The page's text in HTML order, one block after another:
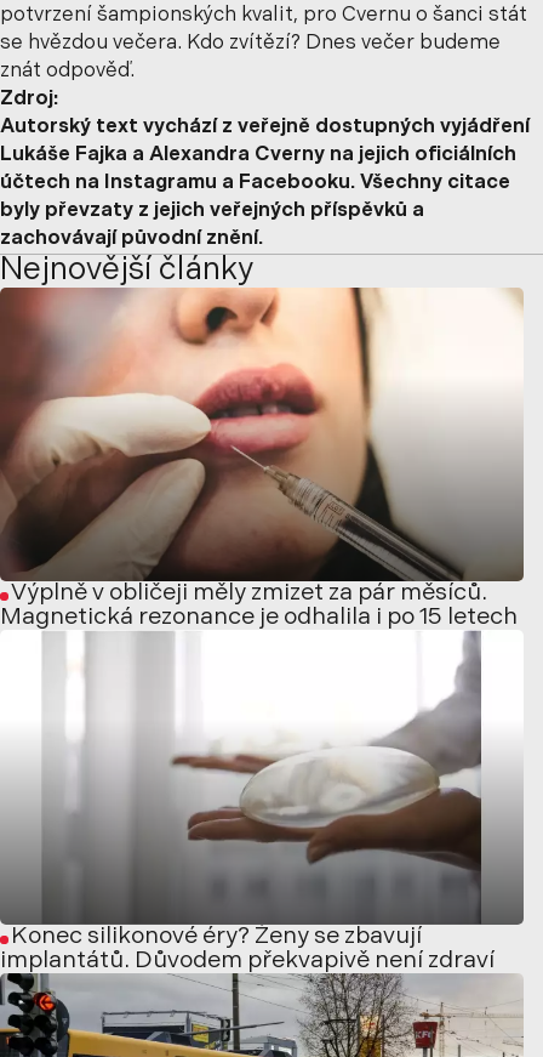
potvrzení šampionských kvalit, pro Cvernu o šanci stát
se hvězdou večera. Kdo zvítězí? Dnes večer budeme
znát odpověď.
Zdroj:
Autorský text vychází z veřejně dostupných vyjádření
Lukáše Fajka a Alexandra Cverny na jejich oficiálních
účtech na Instagramu a Facebooku. Všechny citace
byly převzaty z jejich veřejných příspěvků a
zachovávají původní znění.
Nejnovější články
Výplně v obličeji měly zmizet za pár měsíců.
Magnetická rezonance je odhalila i po 15 letech
Konec silikonové éry? Ženy se zbavují
implantátů. Důvodem překvapivě není zdraví